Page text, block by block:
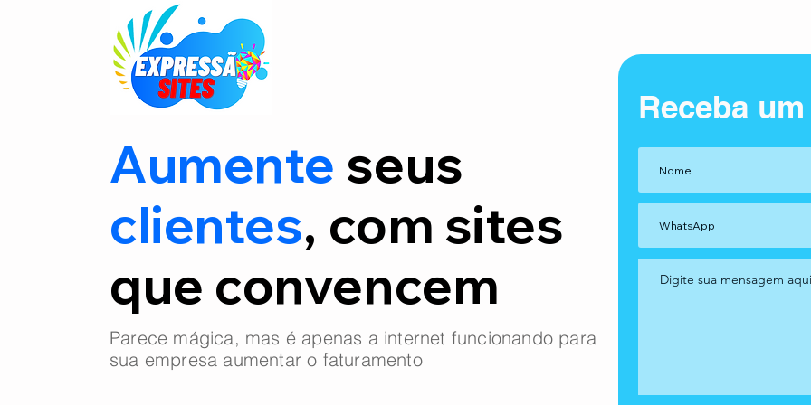
Aumente seus
clientes, com sites
que convencem
Parece mágica, mas é apenas a internet funcionando para
sua empresa aumentar o faturamento
Receba